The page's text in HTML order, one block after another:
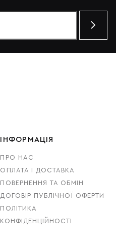
ІНФОРМАЦІЯ
ПРО НАС
ОПЛАТА І ДОСТАВКА
ПОВЕРНЕННЯ ТА ОБМІН
ДОГОВІР ПУБЛІЧНОЇ ОФЕРТИ
ПОЛІТИКА
КОНФІДЕНЦІЙНОСТІ